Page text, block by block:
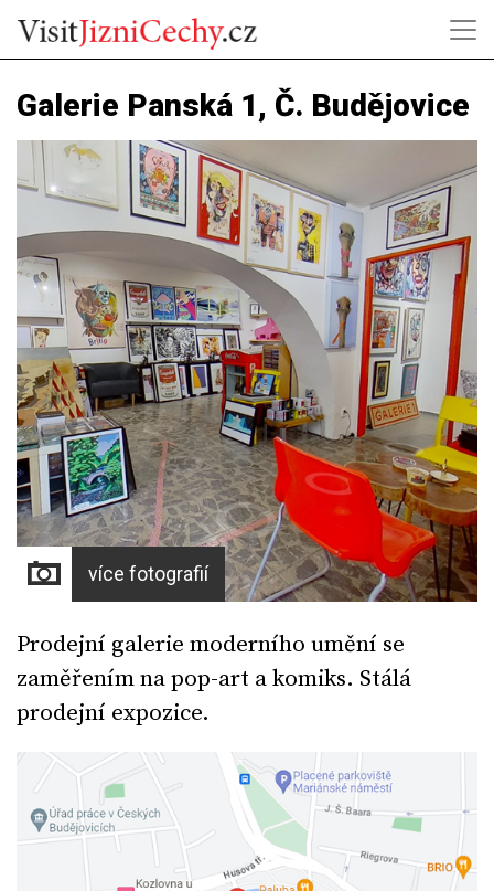
Galerie Panská 1, Č. Budějovice
více fotografií
Prodejní galerie moderního umění se
zaměřením na pop-art a komiks. Stálá
prodejní expozice.